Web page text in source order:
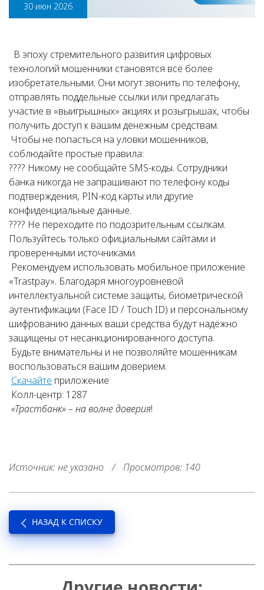
30 июн 2026
В эпоху стремительного развития цифровых
технологий мошенники становятся всё более
изобретательными. Они могут звонить по телефону,
отправлять поддельные ссылки или предлагать
участие в «выигрышных» акциях и розыгрышах, чтобы
получить доступ к вашим денежным средствам.
Чтобы не попасться на уловки мошенников,
соблюдайте простые правила:
???? Никому не сообщайте SMS-коды. Сотрудники
банка никогда не запрашивают по телефону коды
подтверждения, PIN-код карты или другие
конфиденциальные данные.
???? Не переходите по подозрительным ссылкам.
Пользуйтесь только официальными сайтами и
проверенными источниками.
Рекомендуем использовать мобильное приложение
«Trastpay». Благодаря многоуровневой
интеллектуальной системе защиты, биометрической
аутентификации (Face ID / Touch ID) и персональному
шифрованию данных ваши средства будут надёжно
защищены от несанкционированного доступа.
Будьте внимательны и не позволяйте мошенникам
воспользоваться вашим доверием.
Скачайте приложение
Колл-центр: 1287
«Трастбанк» – на волне доверия!
Источник: не указано / Просмотров: 140
НАЗАД К СПИСКУ